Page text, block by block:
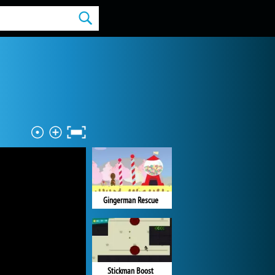
Gingerman Rescue
Stickman Boost